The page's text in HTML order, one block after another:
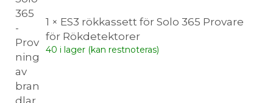
1 × ES3 rökkassett för Solo 365 Provare
för Rökdetektorer
40 i lager (kan restnoteras)